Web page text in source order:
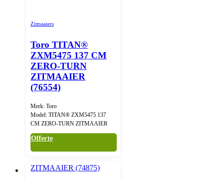
Zitmaaiers
Toro TITAN®
ZXM5475 137 CM
ZERO-TURN
ZITMAAIER
(76554)
Merk: Toro
Model: TITAN® ZXM5475 137
CM ZERO-TURN ZITMAAIER
Offerte